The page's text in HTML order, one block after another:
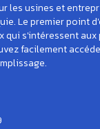
les usines et
Le premier point
qui s'intéressent
facilement